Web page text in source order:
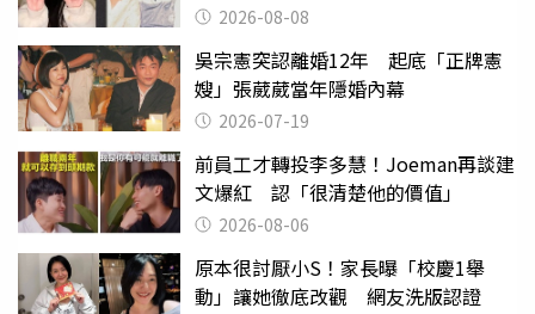
2026-08-08
吳宗憲突認離婚12年 起底「正牌憲
嫂」張葳葳當年隱婚內幕
2026-07-19
前員工才轉投李多慧！Joeman再談建
文爆紅 認「很清楚他的價值」
2026-08-06
原本很討厭小S！家長曝「校慶1舉
動」讓她徹底改觀 網友洗版認證